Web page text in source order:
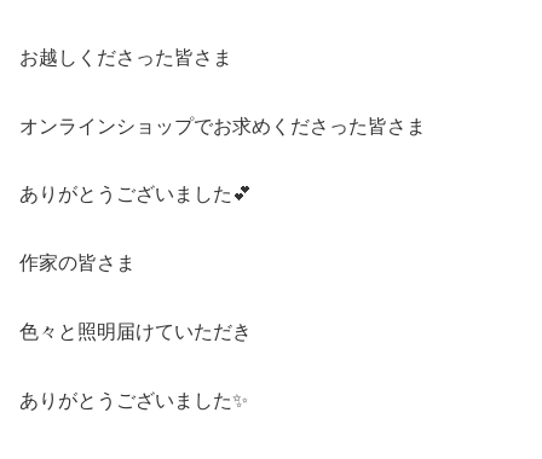
お越しくださった皆さま
オンラインショップでお求めくださった皆さま
ありがとうございました💕
作家の皆さま
色々と照明届けていただき
ありがとうございました✨